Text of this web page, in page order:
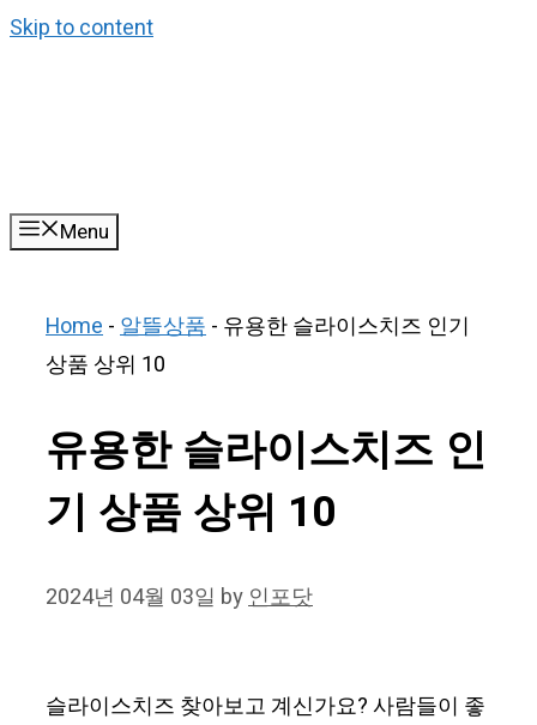
Skip to content
Menu
Home-알뜰상품- 유용한 슬라이스치즈 인기
상품 상위 10
유용한 슬라이스치즈 인
기 상품 상위 10
2024년 04월 03일 by인포닷
슬라이스치즈 찾아보고 계신가요? 사람들이 좋